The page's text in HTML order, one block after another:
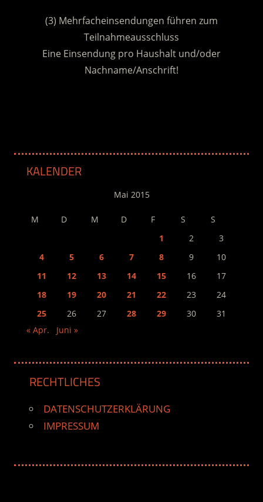
(3) Mehrfacheinsendungen führen zum
Teilnahmeausschluss
Eine Einsendung pro Haushalt und/oder
Nachname/Anschrift!
KALENDER
Mai 2015
M D M D F S
S
1
2
3
4
5 6 7 8 9
10
11
12 13 14 15 16
17
18
19 20 21 22 23
24
25
26 27 28 29 30
31
« Apr.
Juni »
RECHTLICHES
DATENSCHUTZERKLÄRUNG
IMPRESSUM